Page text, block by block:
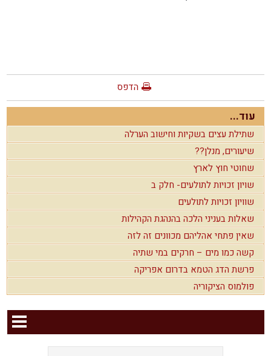
הדפס
עוד...
שתילת עצים בשקיות וחישוב הערלה
שיעורים, מנלן??
שחוטי חוץ לארץ
שויון זכויות לתולעים- חלק ב
שוויון זכויות לתולעים
שאלות בעניני הלכה בהנהגת הקהילות
שאין פתחי אהליהם מכוונים זה לזה
קשה כמו מים – חרקים במי שתיה
פרשת הדג הטמא בדרום אפריקה
פולמוס הציקוריה